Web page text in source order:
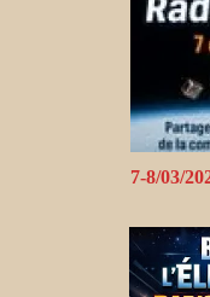
7-8/03/